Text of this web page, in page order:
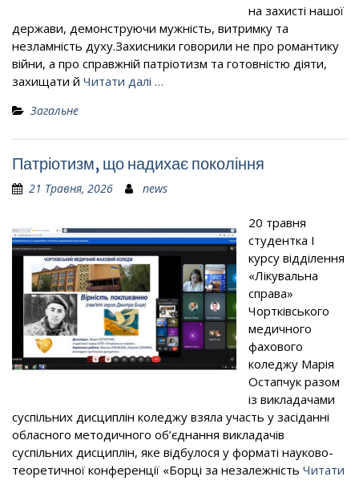
на захисті нашої
держави, демонструючи мужність, витримку та
незламність духу.Захисники говорили не про романтику
війни, а про справжній патріотизм та готовністю діяти,
захищати й Читати далі …
Загальне
Патріотизм, що надихає покоління
21 Травня, 2026 news
20 травня
студентка І
курсу відділення
«Лікувальна
справа»
Чортківського
медичного
фахового
коледжу Марія
Остапчук разом
із викладачами
суспільних дисциплін коледжу взяла участь у засіданні
обласного методичного об’єднання викладачів
суспільних дисциплін, яке відбулося у форматі науково-
теоретичної конференції «Борці за незалежність Читати